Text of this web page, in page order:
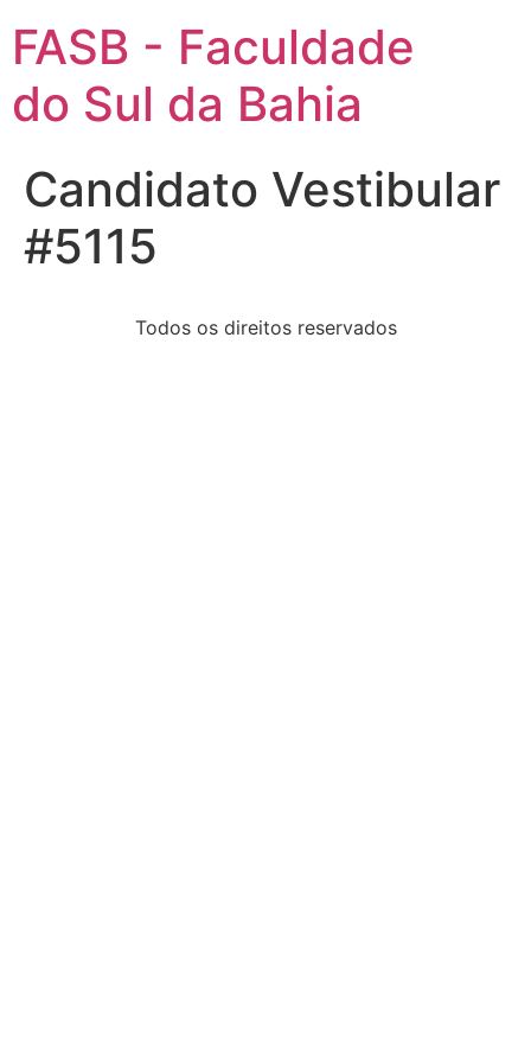
FASB - Faculdade
do Sul da Bahia
Candidato Vestibular
#5115
Todos os direitos reservados